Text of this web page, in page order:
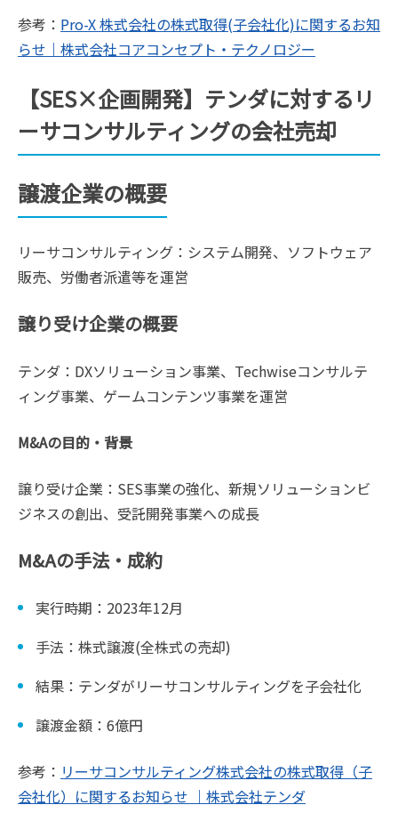
参考： Pro-X 株式会社の株式取得(子会社化)に関するお知
らせ｜株式会社コアコンセプト・テクノロジー
【SES×企画開発】テンダに対するリ
ーサコンサルティングの会社売却
譲渡企業の概要
リーサコンサルティング：システム開発、ソフトウェア
販売、労働者派遣等を運営
譲り受け企業の概要
テンダ：DXソリューション事業、Techwiseコンサルテ
ィング事業、ゲームコンテンツ事業を運営
M&Aの目的・背景
譲り受け企業：SES事業の強化、新規ソリューションビ
ジネスの創出、受託開発事業への成長
M&Aの手法・成約
実行時期：2023年12月
手法：株式譲渡(全株式の売却)
結果：テンダがリーサコンサルティングを子会社化
譲渡金額：6億円
参考： リーサコンサルティング株式会社の株式取得（子
会社化）に関するお知らせ ｜株式会社テンダ